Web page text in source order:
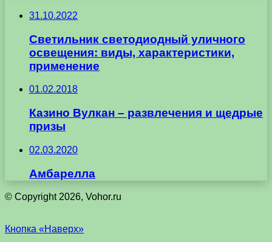
31.10.2022
Светильник светодиодный уличного
освещения: виды, характеристики,
применение
01.02.2018
Казино Вулкан – развлечения и щедрые
призы
02.03.2020
Амбарелла
© Copyright 2026, Vohor.ru
Кнопка «Наверх»